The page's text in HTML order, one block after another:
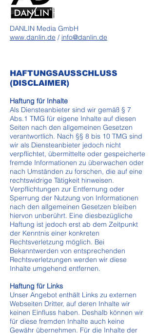
DANLIN Media GmbH
www.danlin.de / info@danlin.de
HAFTUNGSAUSSCHLUSS
(DISCLAIMER)
Haftung für Inhalte
Als Diensteanbieter sind wir gemäß § 7
Abs.1 TMG für eigene Inhalte auf diesen
Seiten nach den allgemeinen Gesetzen
verantwortlich. Nach §§ 8 bis 10 TMG sind
wir als Diensteanbieter jedoch nicht
verpflichtet, übermittelte oder gespeicherte
fremde Informationen zu überwachen oder
nach Umständen zu forschen, die auf eine
rechtswidrige Tätigkeit hinweisen.
Verpflichtungen zur Entfernung oder
Sperrung der Nutzung von Informationen
nach den allgemeinen Gesetzen bleiben
hiervon unberührt. Eine diesbezügliche
Haftung ist jedoch erst ab dem Zeitpunkt
der Kenntnis einer konkreten
Rechtsverletzung möglich. Bei
Bekanntwerden von entsprechenden
Rechtsverletzungen werden wir diese
Inhalte umgehend entfernen.
Haftung für Links
Unser Angebot enthält Links zu externen
Webseiten Dritter, auf deren Inhalte wir
keinen Einfluss haben. Deshalb können wir
für diese fremden Inhalte auch keine
Gewähr übernehmen. Für die Inhalte der